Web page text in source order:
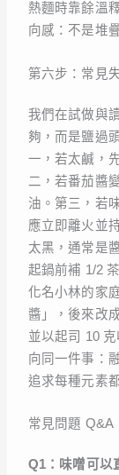
熱麵時靠餘溫
向感：不是堆
第六步：常見
我們在試做與
夠，而是鹽過
一，若太鹹，
二，若番茄醬
油。第三，若
應立即離火並
太黑，通常是
起鍋前補 1/2
化名小林的家
醬」，後來改
並以起司 10
向同一件事：
追求每種元素
常見問題 Q&A
Q1：味噌可以